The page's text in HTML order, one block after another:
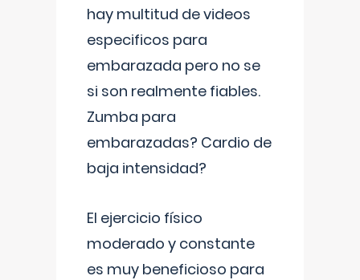
hay multitud de videos
especificos para
embarazada pero no se
si son realmente fiables.
Zumba para
embarazadas? Cardio de
baja intensidad?
El ejercicio físico
moderado y constante
es muy beneficioso para